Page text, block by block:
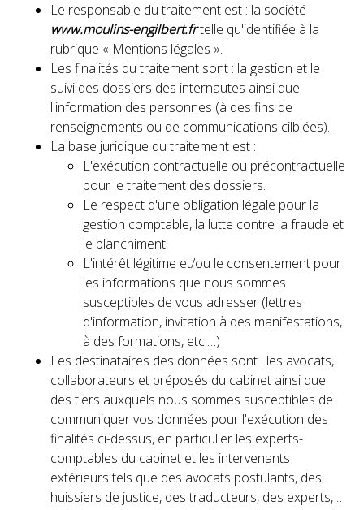
Le responsable du traitement est : la société
www.moulins-engilbert.frtelle qu'identifiée à la
rubrique « Mentions légales ».
Les finalités du traitement sont : la gestion et le
suivi des dossiers des internautes ainsi que
l'information des personnes (à des fins de
renseignements ou de communications cilblées).
La base juridique du traitement est :
L'exécution contractuelle ou précontractuelle
pour le traitement des dossiers.
Le respect d'une obligation légale pour la
gestion comptable, la lutte contre la fraude et
le blanchiment.
L'intérêt légitime et/ou le consentement pour
les informations que nous sommes
susceptibles de vous adresser (lettres
d'information, invitation à des manifestations,
à des formations, etc.…)
Les destinataires des données sont : les avocats,
collaborateurs et préposés du cabinet ainsi que
des tiers auxquels nous sommes susceptibles de
communiquer vos données pour l'exécution des
finalités ci-dessus, en particulier les experts-
comptables du cabinet et les intervenants
extérieurs tels que des avocats postulants, des
huissiers de justice, des traducteurs, des experts, …